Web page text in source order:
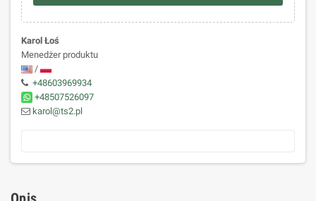
Karol Łoś
Menedżer produktu
/
+48603969934
+48507526097
karol@ts2.pl